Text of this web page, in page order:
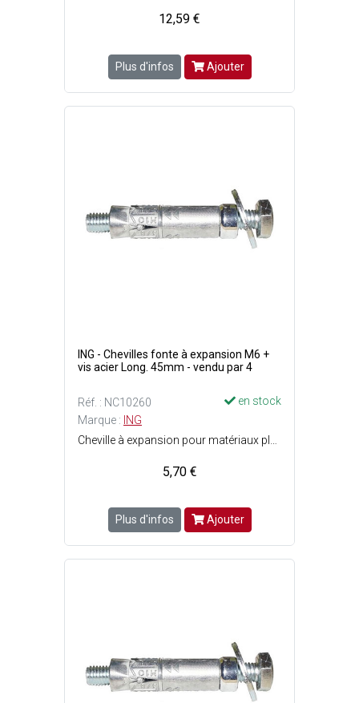
12,59 €
Plus d'infos Ajouter
ING - Chevilles fonte à expansion M6 +
vis acier Long. 45mm - vendu par 4
Réf. : NC10260
en stock
Marque : ING
5,70 €
Plus d'infos Ajouter